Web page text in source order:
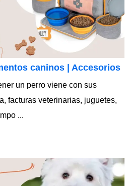
caninos | Accesorios
un perro viene con sus
facturas veterinarias, juguetes,
...